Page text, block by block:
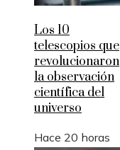
Los 10
telescopios que
revolucionaron
la observación
científica del
universo
Hace 20 horas